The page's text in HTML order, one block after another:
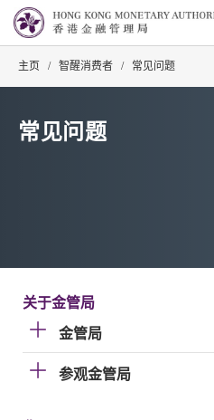
主页 / 智醒消费者 / 常见问题
常见问题
关于金管局
金管局
参观金管局